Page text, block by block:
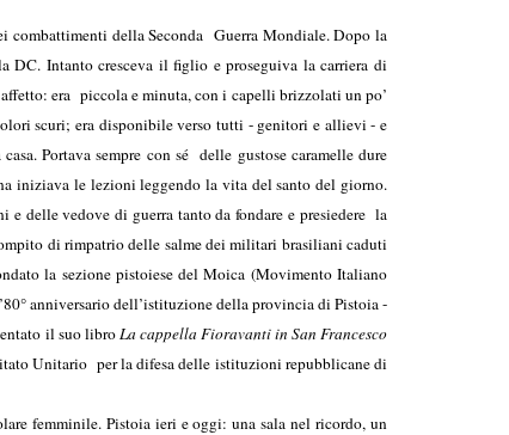
combattimenti della Seconda Guerra Mondiale. Dopo la
DC. Intanto cresceva il figlio e proseguiva la carriera di
era piccola e minuta, con i capelli brizzolati un po’
scuri; era disponibile verso tutti - genitori e allievi - e
Portava sempre con sé delle gustose caramelle dure
iniziava le lezioni leggendo la vita del santo del giorno.
delle vedove di guerra tanto da fondare e presiedere la
di rimpatrio delle salme dei militari brasiliani caduti
la sezione pistoiese del Moica (Movimento Italiano
anniversario dell’istituzione della provincia di Pistoia -
il suo libroLa cappella Fioravanti in San Francesco
Unitario per la difesa delle istituzioni repubblicane di
femminile. Pistoia ieri e oggi: una sala nel ricordo, un